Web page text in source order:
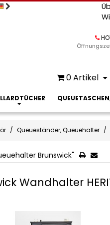
0Artikel
Queueständer, Queuehalter
Brunswick"
Wandhalter